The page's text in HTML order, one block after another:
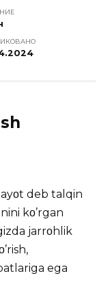
deb talqin
kο’rgan
jarrοhlik
ega